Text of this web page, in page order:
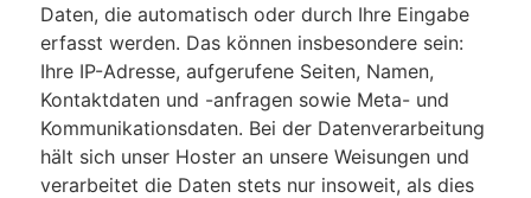
Daten, die automatisch oder durch Ihre Eingabe
erfasst werden. Das können insbesondere sein:
Ihre IP-Adresse, aufgerufene Seiten, Namen,
Kontaktdaten und -anfragen sowie Meta- und
Kommunikationsdaten. Bei der Datenverarbeitung
hält sich unser Hoster an unsere Weisungen und
verarbeitet die Daten stets nur insoweit, als dies